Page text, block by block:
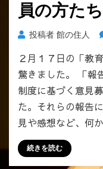
員の方たち
投稿者 館の住人
２月１７日の「教
驚きました。 「報
制度に基づく意見
た。それらの報告
見や感想など、何
続きを読む